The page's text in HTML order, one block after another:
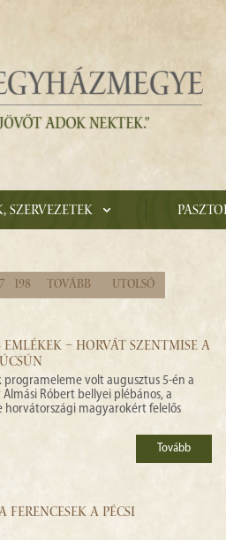
szervezetek
198 Tovább Utolsó
EMLÉKEK – HORVÁT SZENTMISE A
volt augusztus 5-én a
Róbert bellyei plébános, a
horvátországi magyarokért felelős
Tovább
A PÉCSI